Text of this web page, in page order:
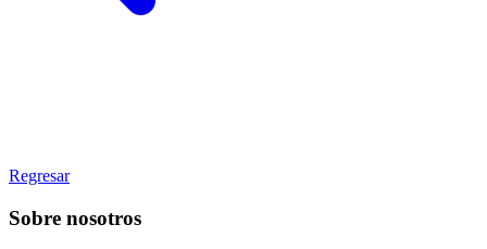
Regresar
Sobre nosotros